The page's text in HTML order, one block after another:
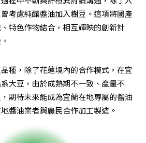
考慮純釀醬油加入樹豆。這項將國產
特色作物結合，相互輝映的創新計
種，除了花蓮境內的合作模式，在宜
大豆，由於成熟期不一致、產量不
期待未來能成為宜蘭在地專屬的醬油
醬油業者與農民合作加工製造。